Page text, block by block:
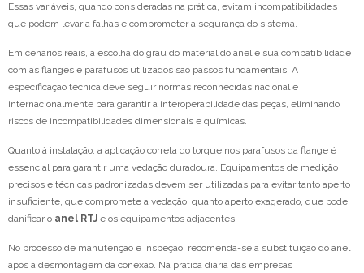
Essas variáveis, quando consideradas na prática, evitam incompatibilidades
que podem levar a falhas e comprometer a segurança do sistema.
Em cenários reais, a escolha do grau do material do anel e sua compatibilidade
com as flanges e parafusos utilizados são passos fundamentais. A
especificação técnica deve seguir normas reconhecidas nacional e
internacionalmente para garantir a interoperabilidade das peças, eliminando
riscos de incompatibilidades dimensionais e químicas.
Quanto à instalação, a aplicação correta do torque nos parafusos da flange é
essencial para garantir uma vedação duradoura. Equipamentos de medição
precisos e técnicas padronizadas devem ser utilizadas para evitar tanto aperto
insuficiente, que compromete a vedação, quanto aperto exagerado, que pode
danificar o anel RTJ e os equipamentos adjacentes.
No processo de manutenção e inspeção, recomenda-se a substituição do anel
após a desmontagem da conexão. Na prática diária das empresas